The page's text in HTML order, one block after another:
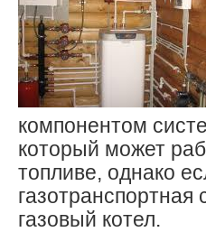
компонентом
который может
топливе, однако
газотранспортная
газовый котел.